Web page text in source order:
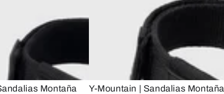
Montaña
Y-
Y-Mountain | Sandalias Montaña